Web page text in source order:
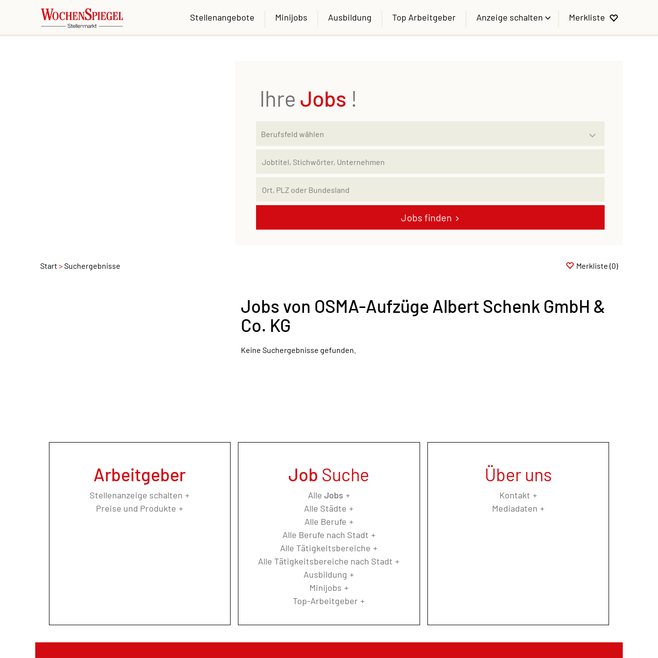
Stellenangebote Minijobs Ausbildung Top Arbeitgeber Anzeige schalten Merkliste
Ihre Jobs !
Jobs finden
Start Suchergebnisse Merkliste (0)
Jobs von OSMA-Aufzüge Albert Schenk GmbH &
Co. KG
Keine Suchergebnisse gefunden.
Arbeitgeber
Stellenanzeige schalten
Preise und Produkte
Job Suche
Alle Jobs
Alle Städte
Alle Berufe
Alle Berufe nach Stadt
Alle Tätigkeitsbereiche
Alle Tätigkeitsbereiche nach Stadt
Ausbildung
Minijobs
Top-Arbeitgeber
Über uns
Kontakt
Mediadaten